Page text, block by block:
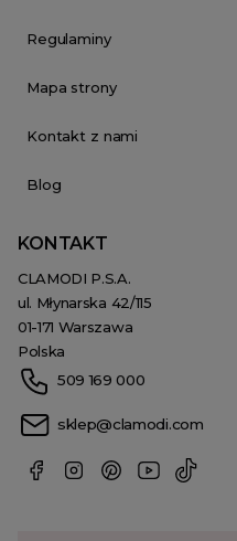
Regulaminy
Mapa strony
Kontakt z nami
Blog
KONTAKT
CLAMODI P.S.A.
ul. Młynarska 42/115
01-171 Warszawa
Polska
509 169 000
sklep@clamodi.com